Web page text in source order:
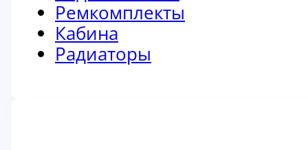
Ремкомплекты
Кабина
Радиаторы